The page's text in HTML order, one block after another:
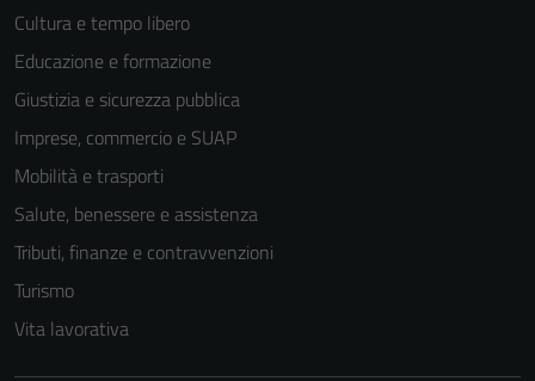
Cultura e tempo libero
Educazione e formazione
Giustizia e sicurezza pubblica
Imprese, commercio e SUAP
Mobilità e trasporti
Salute, benessere e assistenza
Tributi, finanze e contravvenzioni
Turismo
Vita lavorativa